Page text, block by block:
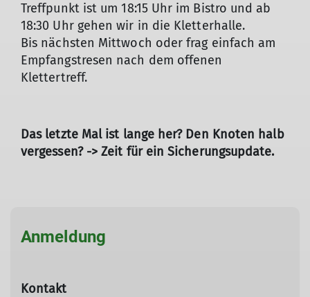
Treffpunkt ist um 18:15 Uhr im Bistro und ab
18:30 Uhr gehen wir in die Kletterhalle.
Bis nächsten Mittwoch oder frag einfach am
Empfangstresen nach dem offenen
Klettertreff.
Das letzte Mal ist lange her? Den Knoten halb
vergessen? -> Zeit für ein Sicherungsupdate.
Anmeldung
Kontakt